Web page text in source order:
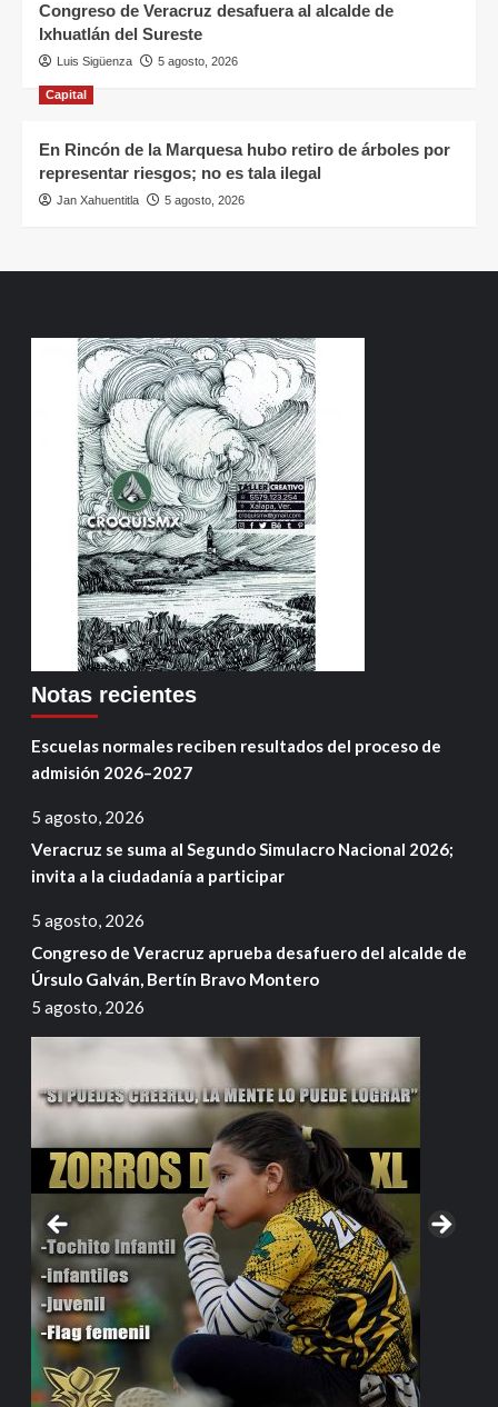
Congreso de Veracruz desafuera al alcalde de
Ixhuatlán del Sureste
Luis Sigüenza 5 agosto, 2026
Capital
En Rincón de la Marquesa hubo retiro de árboles por
representar riesgos; no es tala ilegal
Jan Xahuentitla 5 agosto, 2026
Notas recientes
Escuelas normales reciben resultados del proceso de
admisión 2026–2027
5 agosto, 2026
Veracruz se suma al Segundo Simulacro Nacional 2026;
invita a la ciudadanía a participar
5 agosto, 2026
Congreso de Veracruz aprueba desafuero del alcalde de
Úrsulo Galván, Bertín Bravo Montero
5 agosto, 2026